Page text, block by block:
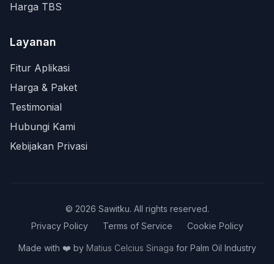
Harga TBS
Layanan
Fitur Aplikasi
Harga & Paket
Testimonial
Hubungi Kami
Kebijakan Privasi
© 2026 Sawitku. All rights reserved.
Privacy Policy
Terms of Service Cookie Policy
Made with ❤️ by Matius Celcius Sinaga for Palm Oil Industry